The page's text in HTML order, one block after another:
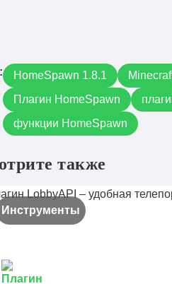
HomeSpawn 1.8.1
Плагин HomeSpawn
функции HomeSpawn
также
Инструменты